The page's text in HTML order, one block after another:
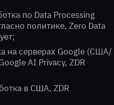
по Data Processing
политике, Zero Data
на серверах Google (США/
AI Privacy, ZDR
в США, ZDR